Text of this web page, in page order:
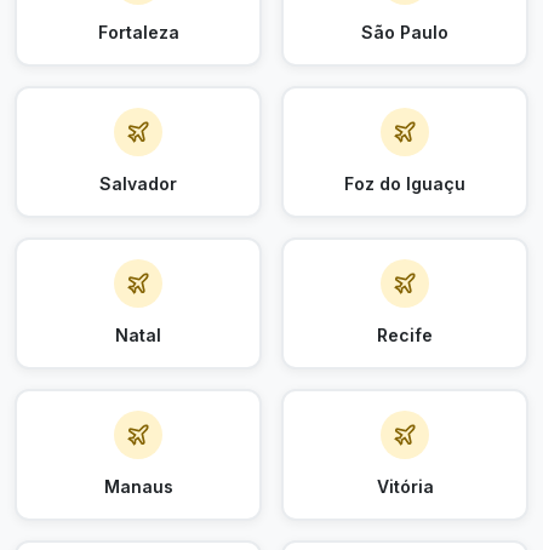
Fortaleza São Paulo
Salvador Foz do Iguaçu
Natal Recife
Manaus Vitória